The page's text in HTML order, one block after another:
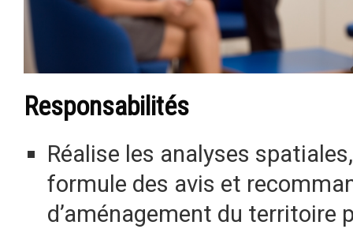
Responsabilités
Réalise les analyses
formule des avis et
d’aménagement du territoire